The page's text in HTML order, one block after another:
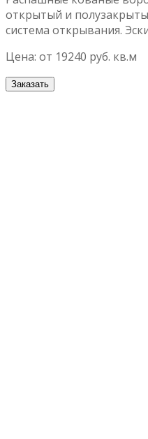
открытый и
система открывания.
Цена: от 19240 руб. кв.м
Заказать